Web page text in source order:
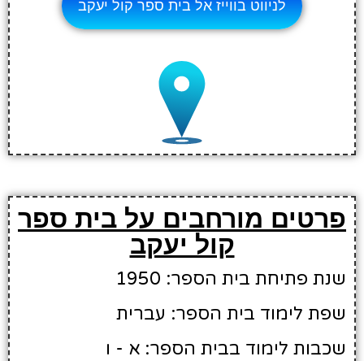
לניווט בווייז אל בית ספר קול יעקב
פרטים מורחבים על בית ספר
קול יעקב
שנת פתיחת בית הספר: 1950
שפת לימוד בית הספר: עברית
שכבות לימוד בבית הספר: א - ו